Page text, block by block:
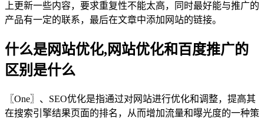
上更新一些内容，要求重复性不能太高，同时最好能与推广的
产品有一定的联系，最后在文章中添加网站的链接。
什么是网站优化,网站优化和百度推广的
区别是什么
〖One〗、SEO优化是指通过对网站进行优化和调整，提高其
在搜索引擎结果页面的排名，从而增加流量和曝光度的一种策